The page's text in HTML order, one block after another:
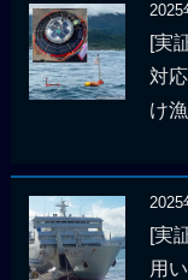
2025
[実
対
け
2025
[実
用